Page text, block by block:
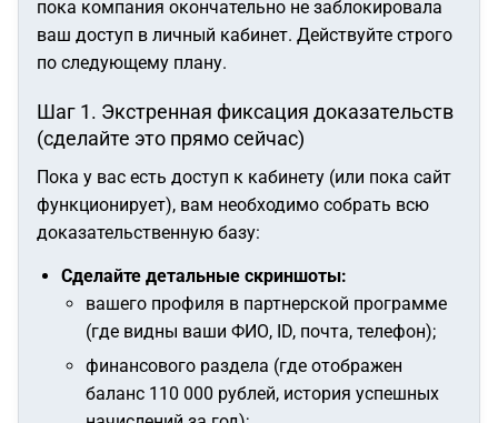
пока компания окончательно не заблокировала
ваш доступ в личный кабинет. Действуйте строго
по следующему плану.
Шаг 1. Экстренная фиксация доказательств
(сделайте это прямо сейчас)
Пока у вас есть доступ к кабинету (или пока сайт
функционирует), вам необходимо собрать всю
доказательственную базу:
Сделайте детальные скриншоты:
вашего профиля в партнерской программе
(где видны ваши ФИО, ID, почта, телефон);
финансового раздела (где отображен
баланс 110 000 рублей, история успешных